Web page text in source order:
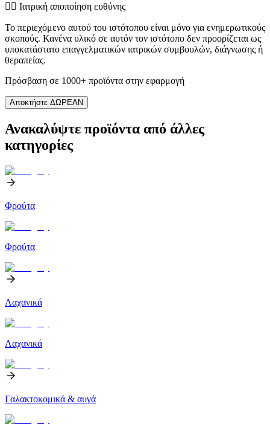
👨‍⚕️️ Ιατρική αποποίηση ευθύνης
Το περιεχόμενο αυτού του ιστότοπου είναι μόνο για ενημερωτικούς
σκοπούς. Κανένα υλικό σε αυτόν τον ιστότοπο δεν προορίζεται ως
υποκατάστατο επαγγελματικών ιατρικών συμβουλών, διάγνωσης ή
θεραπείας.
Πρόσβαση σε 1000+ προϊόντα στην εφαρμογή
Αποκτήστε ΔΩΡΕΑΝ
Ανακαλύψτε προϊόντα από άλλες
κατηγορίες
Φρούτα
Φρούτα
Λαχανικά
Λαχανικά
Γαλακτοκομικά & αυγά